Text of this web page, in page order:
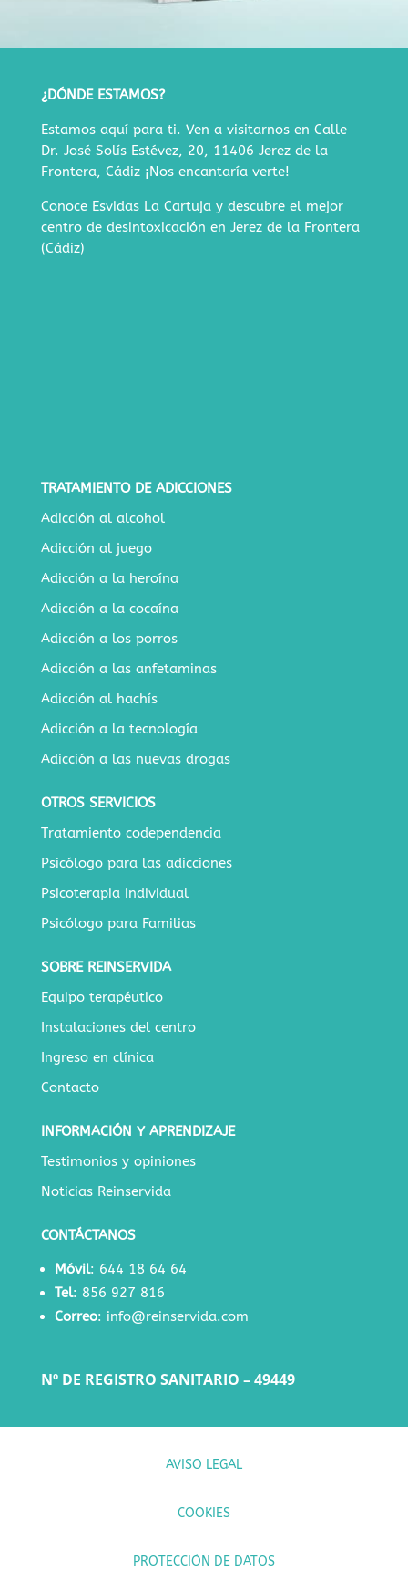
¿DÓNDE ESTAMOS?
Estamos aquí para ti. Ven a visitarnos en Calle
Dr. José Solís Estévez, 20, 11406 Jerez de la
Frontera, Cádiz¡Nos encantaría verte!
Conoce Esvidas La Cartuja y descubre el mejor
centro de desintoxicación en Jerez de la Frontera
(Cádiz)
TRATAMIENTO DE ADICCIONES
Adicción al alcohol
Adicción al juego
Adicción a la heroína
Adicción a la cocaína
Adicción a los porros
Adicción a las anfetaminas
Adicción al hachís
Adicción a la tecnología
Adicción a las nuevas drogas
OTROS SERVICIOS
Tratamiento codependencia
Psicólogo para las adicciones
Psicoterapia individual
Psicólogo para Familias
SOBRE REINSERVIDA
Equipo terapéutico
Instalaciones del centro
Ingreso en clínica
Contacto
INFORMACIÓN Y APRENDIZAJE
Testimonios y opiniones
Noticias Reinservida
CONTÁCTANOS
Móvil: 644 18 64 64
Tel: 856 927 816
Correo: info@reinservida.com
Nº DE REGISTRO SANITARIO – 49449
AVISO LEGAL
COOKIES
PROTECCIÓN DE DATOS